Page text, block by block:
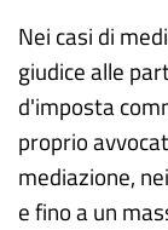
Nei casi di
giudice alle
d'imposta
proprio
mediazione,
e fino a un